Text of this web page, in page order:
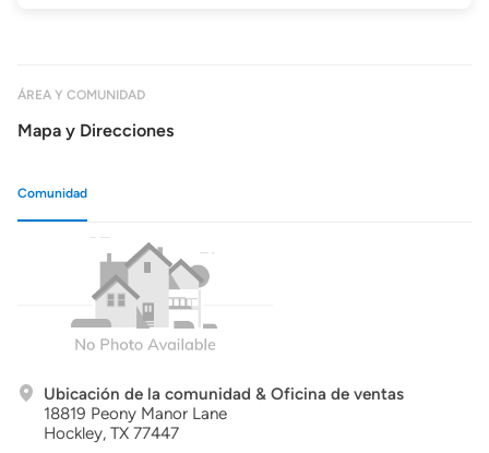
ÁREA Y COMUNIDAD
Mapa y Direcciones
Comunidad
Ubicación de la comunidad & Oficina de ventas
18819 Peony Manor Lane
Hockley, TX 77447